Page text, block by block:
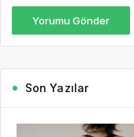
Yorumu Gönder
Son Yazılar